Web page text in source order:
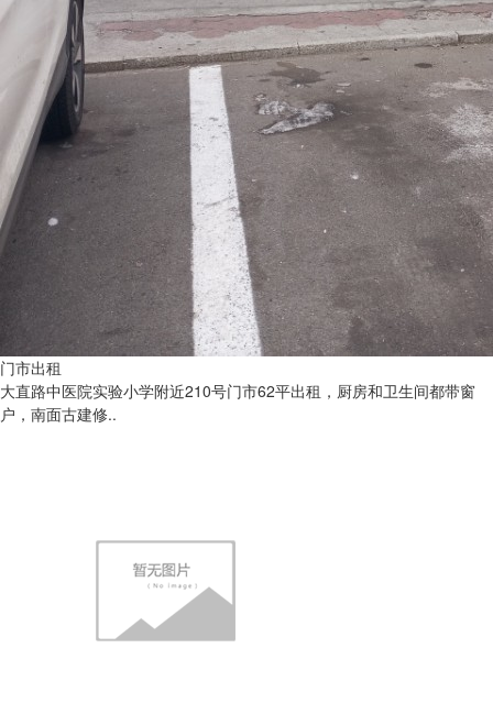
门市出租
大直路中医院实验小学附近210号门市62平出租，厨房和卫生间都带窗
户，南面古建修..